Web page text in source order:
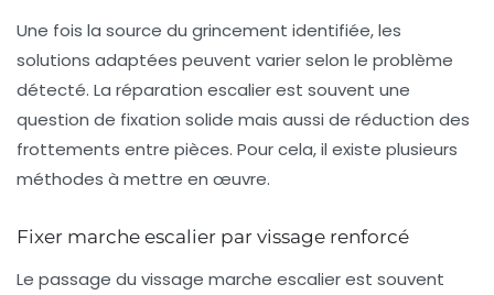
Une fois la source du grincement identifiée, les
solutions adaptées peuvent varier selon le problème
détecté. La réparation escalier est souvent une
question de fixation solide mais aussi de réduction des
frottements entre pièces. Pour cela, il existe plusieurs
méthodes à mettre en œuvre.
Fixer marche escalier par vissage renforcé
Le passage du vissage marche escalier est souvent